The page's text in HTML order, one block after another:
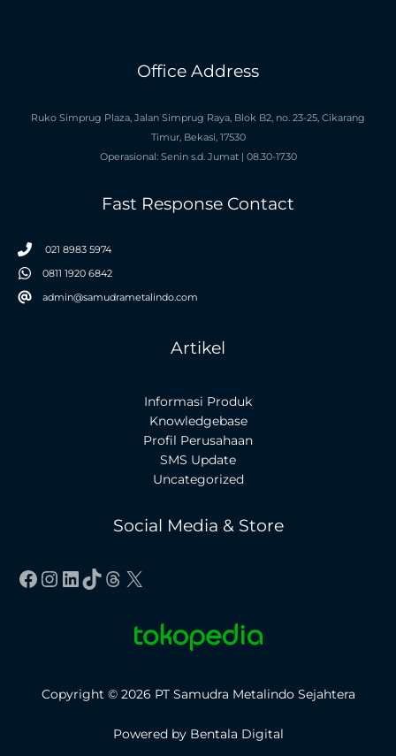
Office Address
Ruko Simprug Plaza, Jalan Simprug Raya, Blok B2, no. 23-25, Cikarang
Timur, Bekasi, 17530
Operasional: Senin s.d. Jumat | 08.30-17.30
Fast Response Contact
021 8983 5974
0811 1920 6842
admin@samudrametalindo.com
Artikel
Informasi Produk
Knowledgebase
Profil Perusahaan
SMS Update
Uncategorized
Social Media & Store
Facebook
Instagram
LinkedIn
TikTok
Threads
X
Copyright © 2026 PT Samudra Metalindo Sejahtera
Powered by Bentala Digital